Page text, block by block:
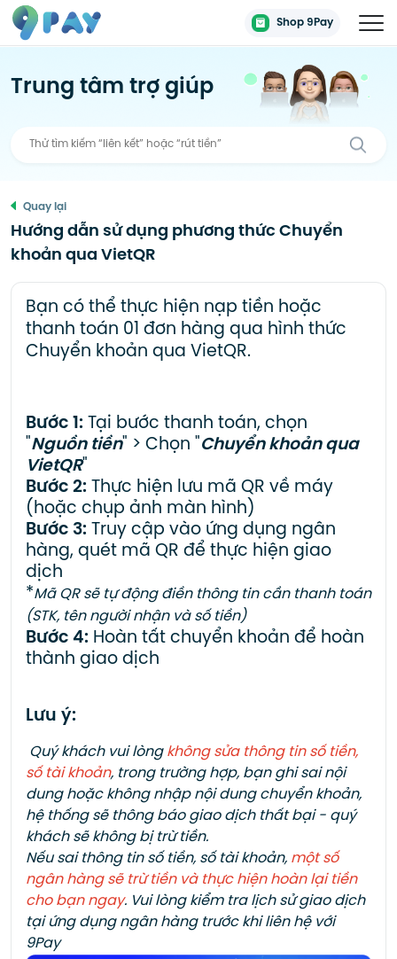
Shop 9Pay
Trung tâm trợ giúp
Quay lại
Hướng dẫn sử dụng phương thức Chuyển
khoản qua VietQR
Bạn có thể thực hiện nạp tiền hoặc
thanh toán 01 đơn hàng qua hình thức
Chuyển khoản qua VietQR.
Bước 1:Tại bước thanh toán, chọn
"Nguồn tiền" > Chọn "Chuyển khoản qua
VietQR"
Bước 2:Thực hiện lưu mã QR về máy
(hoặc chụp ảnh màn hình)
Bước 3:Truy cập vào ứng dụng ngân
hàng, quét mã QR để thực hiện giao
dịch
*Mã QR sẽ tự động điền thông tin cần thanh toán
(STK, tên người nhận và số tiền)
Bước 4: Hoàn tất chuyển khoản để hoàn
thành giao dịch
Lưu ý:
Quý khách vui lòngkhông sửa thông tin số tiền,
số tài khoản, trong trường hợp, bạn ghi sai nội
dung hoặc không nhập nội dung chuyển khoản,
hệ thống sẽ thông báo giao dịch thất bại - quý
khách sẽ không bị trừ tiền.
Nếu sai thông tin số tiền, số tài khoản,một số
ngân hàng sẽ trừ tiền và thực hiện hoàn lại tiền
cho bạn ngay. Vui lòng kiểm tra lịch sử giao dịch
tại ứng dụng ngân hàng trước khi liên hệ với
9Pay